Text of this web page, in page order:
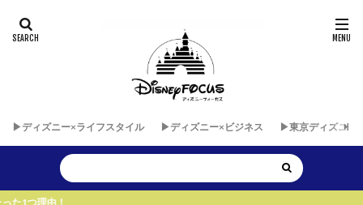
▶︎ディズニー×ライフスタイル ▶︎ディズニー×ビジネス ▶︎東京ディズニー